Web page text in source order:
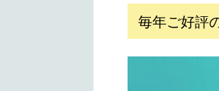
毎年ご好評